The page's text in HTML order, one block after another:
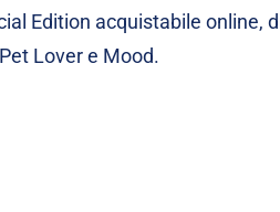
Edition acquistabile online,
Lover e Mood.